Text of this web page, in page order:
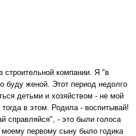
строительной компании. Я "в
буду женой. Этот период недолго
детьми и хозяйством - не мой
в этом. Родила - воспитывай!
справляйся", - это были голоса
моему первому сыну было годика